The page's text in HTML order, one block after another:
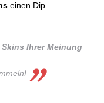
einen Dip.
Ihrer Meinung